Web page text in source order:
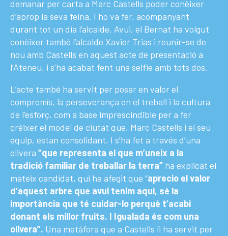
demanar per carta a Marc Castells poder conèixer
d’aprop la seva feina. I ho va fer, acompanyant
durant tot un dia l’alcalde. Avui, el Bernat ha volgut
conèixer també l’alcalde Xavier Trias i reunir-se de
nou amb Castells en aquest acte de presentació a
l’Ateneu, i s’ha acabat fent una selfie amb tots dos.
L’acte també ha servit per posar en valor el
compromís, la perseverança en el treball i la cultura
de l’esforç, com a base imprescindible per a fer
créixer el model de ciutat que, Marc Castells i el seu
equip, estan consolidant. I s’ha fet a través d’una
olivera “que representa el que m’uneix a la
tradició familiar de treballar la terra” ha explicat el
mateix candidat, qui ha afegit que “aprecio el valor
d’aquest arbre que avui tenim aquí, sé la
importància que té cuidar-lo perquè t’acabi
donant els millor fruits. I Igualada és com una
olivera”. Una metàfora que a Castells li ha servit per